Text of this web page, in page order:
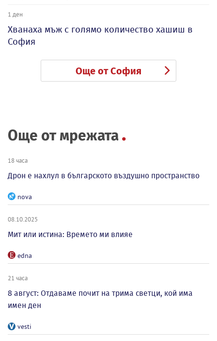
1 ден
Хванаха мъж с голямо количество хашиш в
София
Още от София
Още от мрежата
18 часа
Дрон е нахлул в българското въздушно пространство
nova
08.10.2025
Мит или истина: Времето ми влияе
edna
21 часа
8 август: Отдаваме почит на трима светци, кой има
имен ден
vesti